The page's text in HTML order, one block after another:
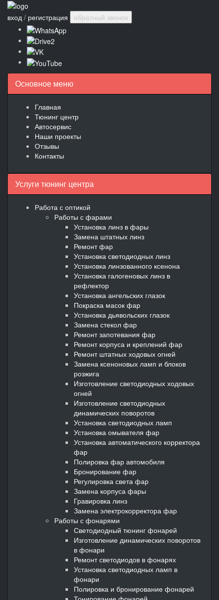
вход / регистрация обратный звонок
Основное меню
Главная
Тюнинг центр
Автосервис
Наши проекты
Отзывы
Контакты
Услуги тюнинг центра
Работа с оптикой
Работы с фарами
Установка линз в фары
Замена штатных линз
Ремонт фар
Установка светодиодных линз
Установка линзованного ксенона
Установка галогеновых линз в
рефлектор
Установка ангельских глазок
Покраска масок фар
Установка дьявольских глазок
Замена стекол фар
Ремонт запотевания фар
Ремонт корпуса и креплений фар
Ремонт штатных ходовых огней
Замена ксеноновых ламп и блоков
розжига
Изготовление светодиодных ходовых
огней
Изготовление светодиодных
динамических поворотов
Установка светодиодных ламп
Установка омывателя фар
Установка автоматического корректора
фар
Полировка фар автомобиля
Бронирование фар
Регулировка света фар
Замена корпуса фары
Гравировка линз
Замена электрокорректора фар
Работы с фонарями
Светодиодный тюнинг фонарей
Изготовление динамических поворотов
в фонари
Ремонт светодиодов в фонарях
Установка светодиодных ламп в
фонари
Полировка и бронирование фонарей